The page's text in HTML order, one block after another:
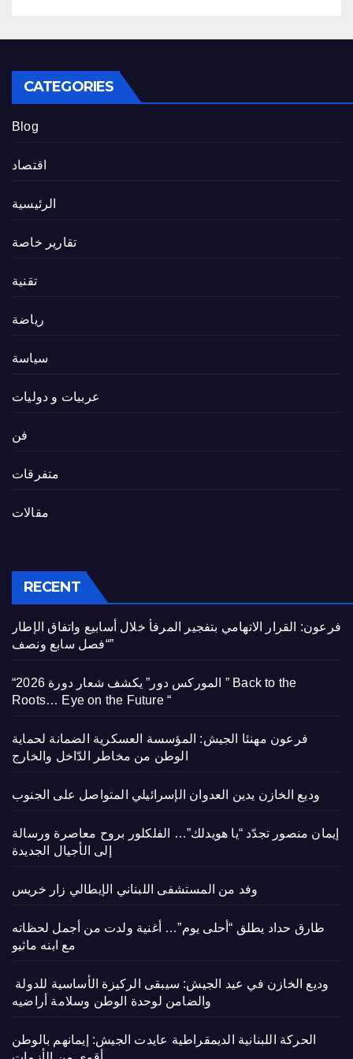
CATEGORIES
Blog
اقتصاد
الرئيسية
تقارير خاصة
تقنية
رياضة
سياسة
عربيات و دوليات
فن
متفرقات
مقالات
RECENT
فرعون: القرار الاتهامي بتفجير المرفأ خلال أسابيع واتفاق الإطار
“فصل سابع ونصف”
“الموركس دور” يكشف شعار دورة 2026 ” Back to the
Roots… Eye on the Future “
فرعون مهنئا الجيش: المؤسسة العسكرية الضمانة لحماية
الوطن من مخاطر الدّاخل والخارج
وديع الخازن يدين العدوان الإسرائيلي المتواصل على الجنوب
إيمان منصور تجدّد “يا هويدلك”… الفلكلور بروح معاصرة ورسالة
إلى الأجيال الجديدة
وفد من المستشفى اللبناني الإيطالي زار خريس
طارق حداد يطلق “أحلى يوم”… أغنية ولدت من أجمل لحظاته
مع ابنه ماثيو
والضامن لوحدة الوطن وسلامة أراضيه
الحركة اللبنانية الديمقراطية عايدت الجيش: إيمانهم بالوطن